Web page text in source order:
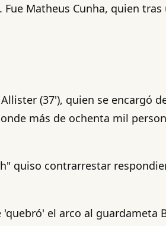
Matheus Cunha, quien
(37'), quien se encargó
más de ochenta mil
quiso contrarrestar
el arco al guardameta